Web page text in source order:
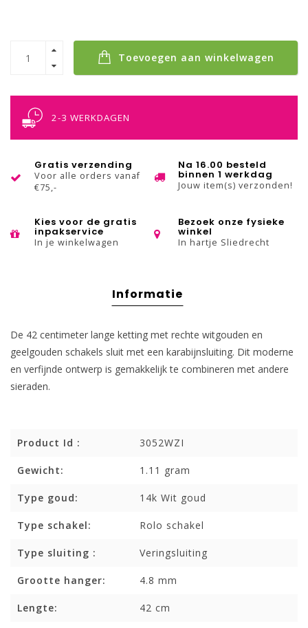
Toevoegen aan winkelwagen
2-3 WERKDAGEN
Gratis verzending
Voor alle orders vanaf
€75,-
Na 16.00 besteld
binnen 1 werkdag
Jouw item(s) verzonden!
Kies voor de gratis
inpakservice
In je winkelwagen
Bezoek onze fysieke
winkel
In hartje Sliedrecht
Informatie
De 42 centimeter lange ketting met rechte witgouden en
geelgouden schakels sluit met een karabijnsluiting. Dit moderne
en verfijnde ontwerp is gemakkelijk te combineren met andere
sieraden.
Product Id : 3052WZI
Gewicht: 1.11 gram
Type goud: 14k Wit goud
Type schakel: Rolo schakel
Type sluiting : Veringsluiting
Grootte hanger: 4.8 mm
Lengte: 42 cm